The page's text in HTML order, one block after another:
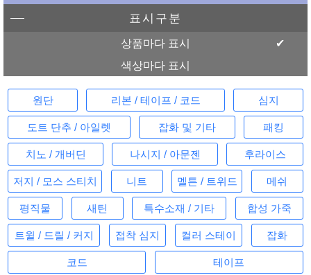
표시구분
상품마다 표시
색상마다 표시
원단 리본 / 테이프 / 코드 심지
도트 단추 / 아일렛 잡화 및 기타 패킹
치노 / 개버딘 나시지 / 아문젠 후라이스
저지 / 모스 스티치 니트 멜튼 / 트위드 메쉬
평직물 새틴 특수소재 / 기타 합성 가죽
트윌 / 드릴 / 커지 접착 심지 컬러 스테이 잡화
코드 테이프